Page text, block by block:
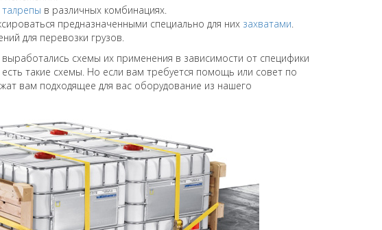
талрепы в различных комбинациях.
предназначенными специально для них захватами.
для перевозки грузов.
схемы их применения в зависимости от специфики
такие схемы. Но если вам требуется помощь или совет по
вам подходящее для вас оборудование из нашего